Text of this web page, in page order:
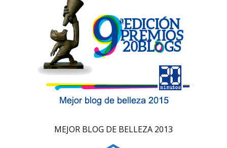
MEJOR BLOG DE BELLEZA 2013